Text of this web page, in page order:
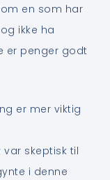
en som har
ikke ha
er penger godt
er mer viktig
skeptisk til
i denne